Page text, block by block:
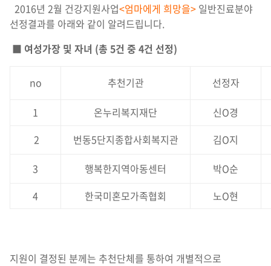
2016년 2월 건강지원사업<엄마에게 희망을> 일반진료분야
선정결과를 아래와 같이 알려드립니다.
■ 여성가장 및 자녀 (총 5건 중 4건 선정)
no 추천기관 선정자
1 온누리복지재단
신O경
2
번동5단지종합사회복지관
김O지
3
행복한지역아동센터
박O순
4
한국미혼모가족협회 노O현
지원이 결정된 분께는 추천단체를 통하여 개별적으로